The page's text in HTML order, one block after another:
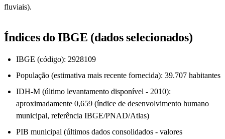
fluviais).
Índices do IBGE (dados selecionados)
IBGE (código): 2928109
População (estimativa mais recente fornecida): 39.707 habitantes
IDH-M (último levantamento disponível - 2010):
aproximadamente 0,659 (índice de desenvolvimento humano
municipal, referência IBGE/PNAD/Atlas)
PIB municipal (últimos dados consolidados - valores